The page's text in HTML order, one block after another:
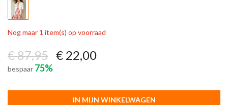
Nog maar 1 item(s) op voorraad
€ 87,95 € 22,00
bespaar 75%
IN MIJN WINKELWAGEN